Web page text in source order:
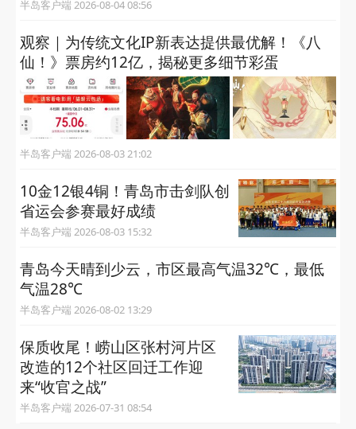
半岛客户端 2026-08-04 08:56
观察｜为传统文化IP新表达提供最优解！《八
仙！》票房约12亿，揭秘更多细节彩蛋
半岛客户端 2026-08-03 21:02
10金12银4铜！青岛市击剑队创
省运会参赛最好成绩
半岛客户端 2026-08-03 15:32
青岛今天晴到少云，市区最高气温32℃，最低
气温28℃
半岛客户端 2026-08-02 13:29
保质收尾！崂山区张村河片区
改造的12个社区回迁工作迎
来“收官之战”
半岛客户端 2026-07-31 08:54